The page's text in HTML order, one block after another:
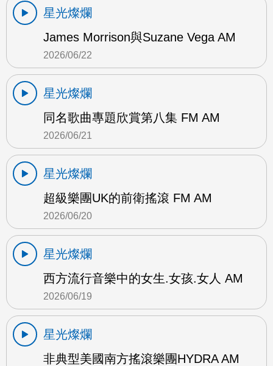
星光燦爛
James Morrison與Suzane Vega AM
2026/06/22
星光燦爛
同名歌曲專題欣賞第八集 FM AM
2026/06/21
星光燦爛
超級樂團UK的前衛搖滾 FM AM
2026/06/20
星光燦爛
西方流行音樂中的女生.女孩.女人 AM
2026/06/19
星光燦爛
非典型美國南方搖滾樂團HYDRA AM